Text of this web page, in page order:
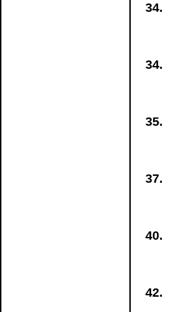
34.
34.
35.
37.
40.
42.